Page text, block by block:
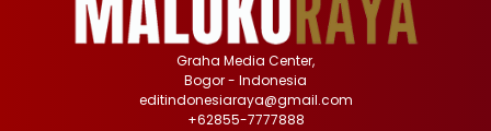
Graha Media Center,
Bogor - Indonesia
editindonesiaraya@gmail.com
+62855-7777888